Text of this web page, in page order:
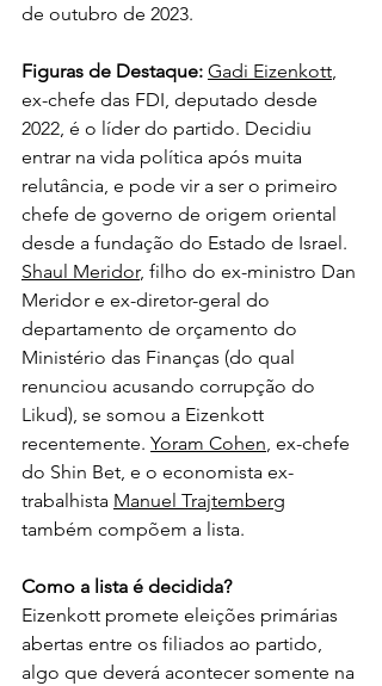
de outubro de 2023.
Figuras de Destaque: Gadi Eizenkott,
ex-chefe das FDI, deputado desde
2022, é o líder do partido. Decidiu
entrar na vida política após muita
relutância, e pode vir a ser o primeiro
chefe de governo de origem oriental
desde a fundação do Estado de Israel.
Shaul Meridor, filho do ex-ministro Dan
Meridor e ex-diretor-geral do
departamento de orçamento do
Ministério das Finanças (do qual
renunciou acusando corrupção do
Likud), se somou a Eizenkott
recentemente. Yoram Cohen, ex-chefe
do Shin Bet, e o economista ex-
trabalhista Manuel Trajtemberg
também compõem a lista.
Como a lista é decidida?
Eizenkott promete eleições primárias
abertas entre os filiados ao partido,
algo que deverá acontecer somente na